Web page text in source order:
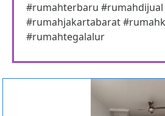
#rumahterbaru #rumahdijual
#rumahjakartabarat
#rumahtegalalur